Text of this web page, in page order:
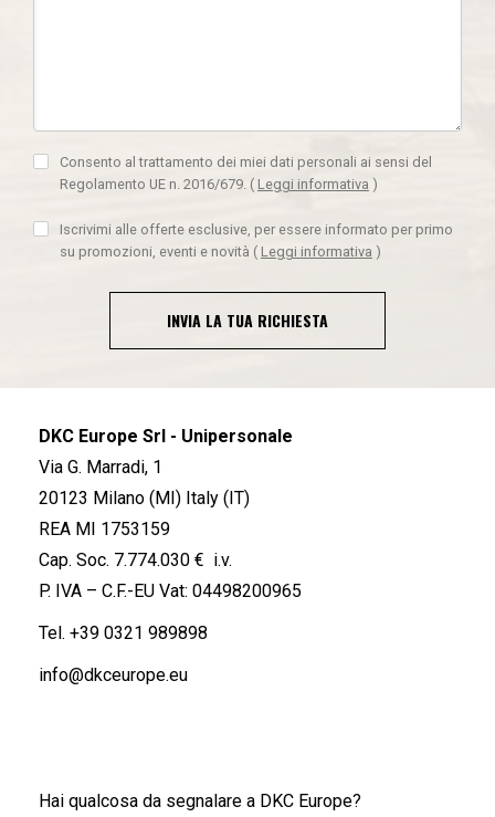
Consento al trattamento dei miei dati personali ai sensi del
Regolamento UE n. 2016/679. ( Leggi informativa )
Iscrivimi alle offerte esclusive, per essere informato per primo
su promozioni, eventi e novità ( Leggi informativa )
INVIA LA TUA RICHIESTA
DKC Europe Srl - Unipersonale
Via G. Marradi, 1
20123 Milano (MI) Italy (IT)
REA MI 1753159
Cap. Soc. 7.774.030 € i.v.
P. IVA – C.F.-EU Vat: 04498200965
Tel. +39 0321 989898
info@dkceurope.eu
Hai qualcosa da segnalare a DKC Europe?